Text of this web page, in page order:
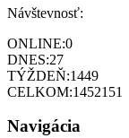
Návštevnosť:
ONLINE:0
DNES:27
TÝŽDEŇ:1449
CELKOM:1452151
Navigácia